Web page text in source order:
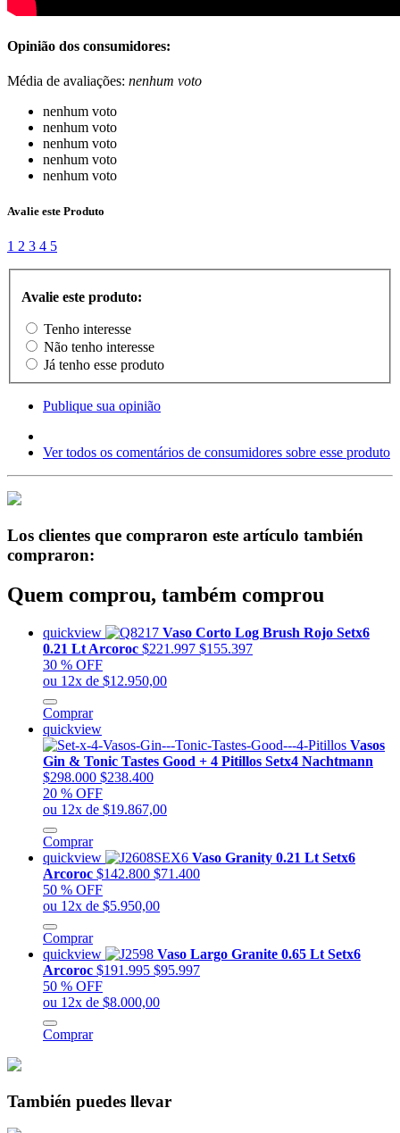
Opinião dos consumidores:
Média de avaliações: nenhum voto
nenhum voto
nenhum voto
nenhum voto
nenhum voto
nenhum voto
Avalie este Produto
1 2 3 4 5
Avalie este produto:
Tenho interesse
Não tenho interesse
Já tenho esse produto
Publique sua opinião
Ver todos os comentários de consumidores sobre esse produto
Los clientes que compraron este artículo también
compraron:
Quem comprou, também comprou
quickview
Vaso Corto Log Brush Rojo Setx6
0.21 Lt Arcoroc $221.997 $155.397
30 % OFF
ou 12x de $12.950,00
Comprar
quickview
Vasos
Gin & Tonic Tastes Good + 4 Pitillos Setx4 Nachtmann
$298.000 $238.400
20 % OFF
ou 12x de $19.867,00
Comprar
quickview
Vaso Granity 0.21 Lt Setx6
Arcoroc $142.800 $71.400
50 % OFF
ou 12x de $5.950,00
Comprar
quickview
Vaso Largo Granite 0.65 Lt Setx6
Arcoroc $191.995 $95.997
50 % OFF
ou 12x de $8.000,00
Comprar
También puedes llevar